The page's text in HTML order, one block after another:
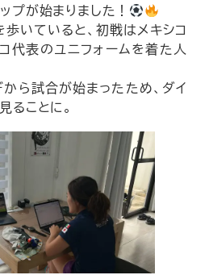
プが始まりました！
いていると、初戦はメキシコ
代表のユニフォームを着た人
ら試合が始まったため、ダイ
ることに。